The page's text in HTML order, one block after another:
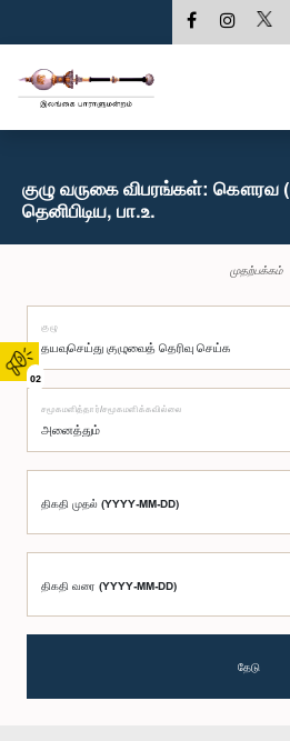
02
குழு வருகை விபரங்கள்: கௌரவ
தெனிபிடிய, பா.உ.
முதற்பக்கம்
குழு
சமூகமளித்தார்/சமூகமளிக்கவில்லை
திகதி முதல் (YYYY-MM-DD)
திகதி வரை (YYYY-MM-DD)
தேடு